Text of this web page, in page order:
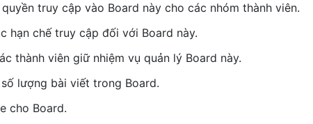
truy cập vào Board này cho các nhóm thành viên.
hạn chế truy cập đối với Board này.
thành viên giữ nhiệm vụ quản lý Board này.
lượng bài viết trong Board.
cho Board.